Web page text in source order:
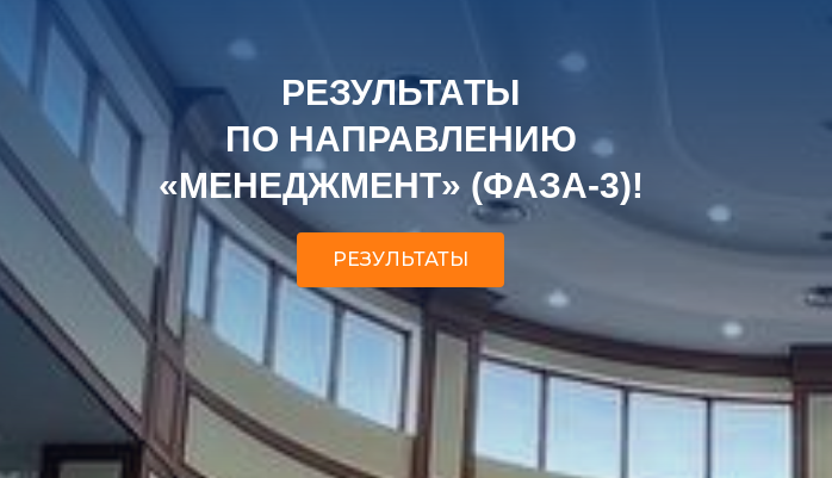
РЕЗУЛЬТАТЫ
ПО НАПРАВЛЕНИЮ
«МЕНЕДЖМЕНТ» (ФАЗА-3)!
РЕЗУЛЬТАТЫ